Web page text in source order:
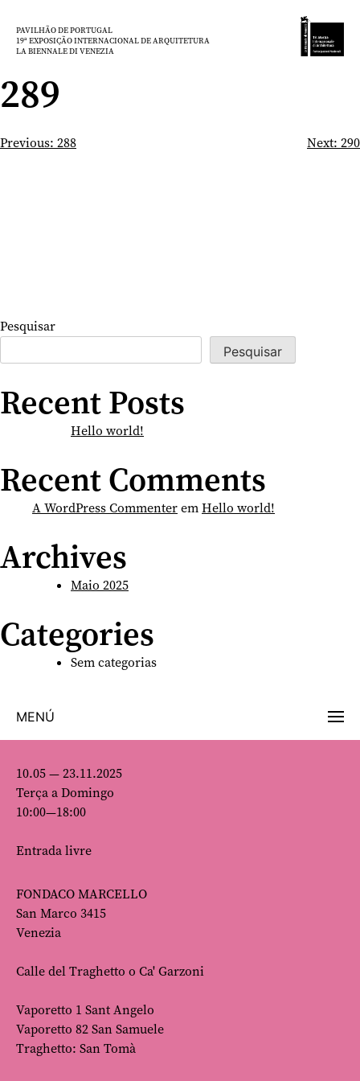
paraPAVILHÃO DE PORTUGAL
19ª EXPOSIÇÃO INTERNACIONAL DE ARQUITETURA
LA BIENNALE DI VENEZIA
289
Navegação
Previous: 288 Next: 290
Pesquisar
Pesquisar
Recent Posts
Hello world!
Recent Comments
A WordPress CommenteremHello world!
Archives
Maio 2025
Categories
Sem categorias
MENÚ
10.05 — 23.11.2025
Terça a Domingo
10:00—18:00
Entrada livre
FONDACO MARCELLO
San Marco 3415
Venezia
Calle del Traghetto o Ca' Garzoni
Vaporetto 1 Sant Angelo
Vaporetto 82 San Samuele
Traghetto: San Tomà